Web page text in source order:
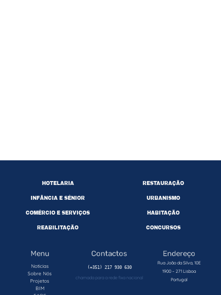
HOTELARIA
INFÂNCIA E SÉNIOR
RESTAURAÇÃO
URBANISMO
COMÉRCIO E SERVIÇOS
REABILITAÇÃO
HABITAÇÃO
CONCURSOS
Menu
Noticias
Sobre Nós
Projetos
BIM
Contactos
(+351) 217 930 630
chamada para a rede fixa nacional
Endereço
Rua João da Silva, 10E
1900 – 271 Lisboa
Portugal